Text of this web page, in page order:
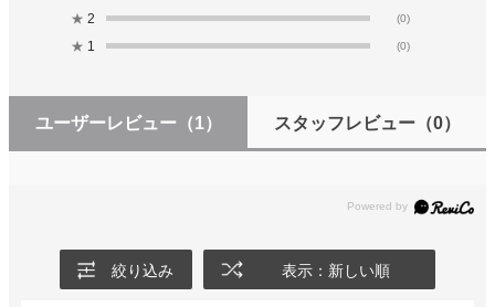
★ 2 (0)
★ 1 (0)
ユーザーレビュー （1） スタッフレビュー（0）
絞り込み 表示：新しい順